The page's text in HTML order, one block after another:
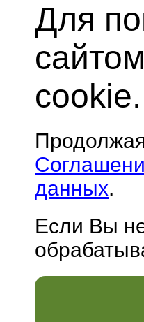
Для
cookie.
данных.
Если Вы